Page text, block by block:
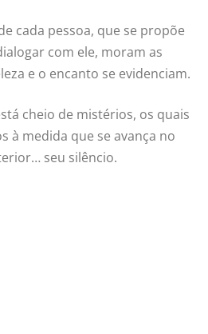
cada pessoa, que se propõe
com ele, moram as
e o encanto se evidenciam.
cheio de mistérios, os quais
à medida que se avança no
seu silêncio.